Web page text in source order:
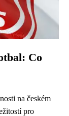
Co
na českém
pro